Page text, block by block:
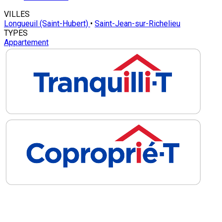
VILLES
Longueuil (Saint-Hubert) • Saint-Jean-sur-Richelieu
TYPES
Appartement